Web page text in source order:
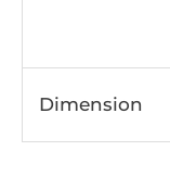
Dimension